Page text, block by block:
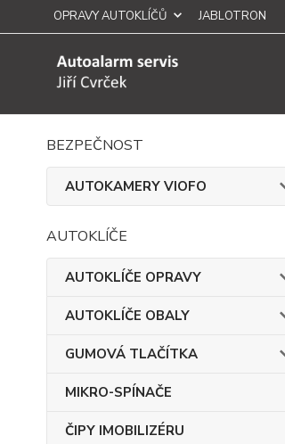
OPRAVY AUTOKLÍČŮ JABLOTRON
BEZPEČNOST
AUTOKAMERY VIOFO
AUTOKLÍČE
AUTOKLÍČE OPRAVY
AUTOKLÍČE OBALY
GUMOVÁ TLAČÍTKA
MIKRO-SPÍNAČE
ČIPY IMOBILIZÉRU